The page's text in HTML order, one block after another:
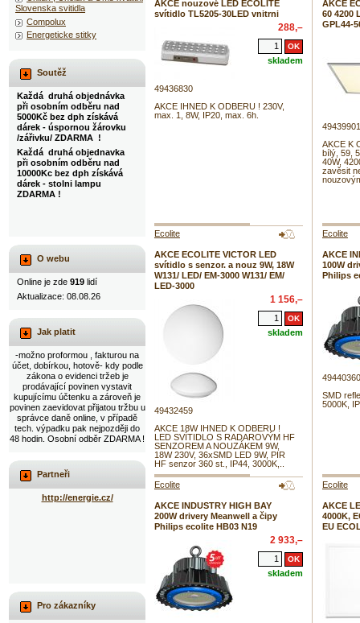
AKCE nouzové LED ECOLITE
svítidlo TL5205-30LED vnitrni
288,–
skladem
49436830
AKCE IHNED K ODBERU ! 230V,
max. 1, 8W, IP20, max. 6h.
AKCE
60 4200
GPL44-
49439901
AKCE K
bílý, 59,
40W,
zavěsit
Ecolite
AKCE ECOLITE VICTOR LED
svítidlo s senzor. a nouz 9W, 18W
W131/ LED/ EM-3000 W131/ EM/
LED-3000
1 156,–
skladem
49432459
AKCE 18W IHNED K ODBERU !
LED SVÍTIDLO S RADAROVÝM HF
SENZOREM A NOUZÁKEM 9W,
18W 230V, 36xSMD LED 9W, PIR
HF senzor 360 st., IP44, 3000K,..
Ecolite
AKCE
100W
Philips
49440360
SMD
5000K,
Ecolite
AKCE INDUSTRY HIGH BAY
200W drivery Meanwell a čipy
Philips ecolite HB03 N19
2 933,–
skladem
Ecolite
AKCE
4000K,
EU
Slovenska svitidla
Compolux
Energeticke stitky
Soutěž
Každá druhá objednávka
při osobním odběru nad
5000Kč bez dph získává
dárek - úspornou žárovku
/zářivku/ ZDARMA !
Každá druhá objednavka
při osobním odběru nad
10000Kc bez dph získává
dárek - stolni lampu
ZDARMA !
O webu
Online je zde 919 lidí
Aktualizace: 08.08.26
Jak platit
-možno proformou , fakturou na
účet, dobírkou, hotově- kdy podle
zákona o evidenci tržeb je
prodávající povinen vystavit
kupujícímu účtenku a zároveň je
povinen zaevidovat přijatou tržbu u
správce daně online, v případě
tech. výpadku pak nejpozději do
48 hodin. Osobní odběr ZDARMA !
Partneři
http://energie.cz/
Pro zákazníky